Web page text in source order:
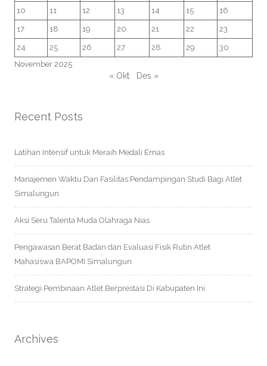
November 2025
10 11 12 13 14 15 16
17 18 19 20 21 22 23
24 25 26 27 28 29 30
« Okt Des »
Recent Posts
Latihan Intensif untuk Meraih Medali Emas
Manajemen Waktu Dan Fasilitas Pendampingan Studi Bagi Atlet
Simalungun
Aksi Seru Talenta Muda Olahraga Nias
Pengawasan Berat Badan dan Evaluasi Fisik Rutin Atlet
Mahasiswa BAPOMI Simalungun
Strategi Pembinaan Atlet Berprestasi Di Kabupaten Ini
Archives